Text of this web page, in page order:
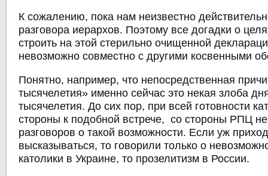
К сожалению, пока нам неизвестно
разговора иерархов. Поэтому все догадки о
строить на этой стерильно очищенной
невозможно совместно с другими косвенными
Понятно, например, что непосредственная
тысячелетия» именно сейчас это некая злоба
тысячелетия. До сих пор, при всей готовности
стороны к подобной встрече, со стороны РПЦ
разговоров о такой возможности. Если уж
высказываться, то говорили только о
католики в Украине, то прозелитизм в России.